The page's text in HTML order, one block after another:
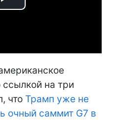
Play
ссылкой на три
что Трамп уже не
очный саммит G7 в